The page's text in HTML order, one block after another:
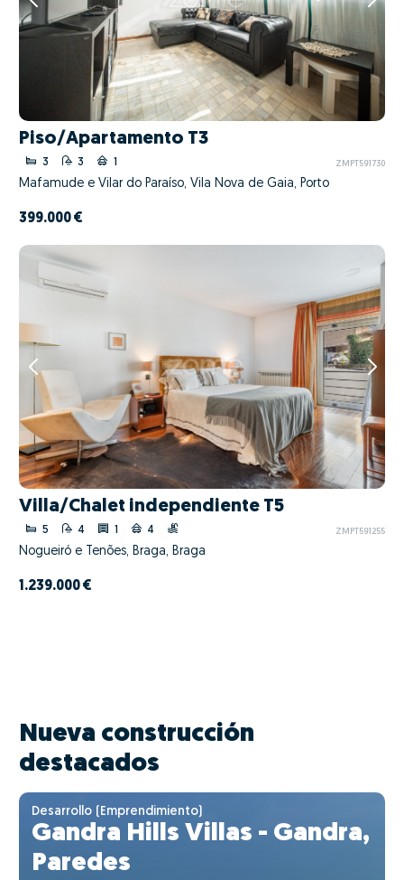
Piso/Apartamento T3
3 3 1 ZMPT591730
Mafamude e Vilar do Paraíso, Vila Nova de Gaia, Porto
399.000 €
Villa/Chalet independiente T5
5 4 4 ZMPT591255
Nogueiró e Tenões, Braga, Braga
1.239.000 €
Nueva construcción
destacados
Desarrollo (Emprendimiento)
Gandra Hills Villas - Gandra,
Paredes